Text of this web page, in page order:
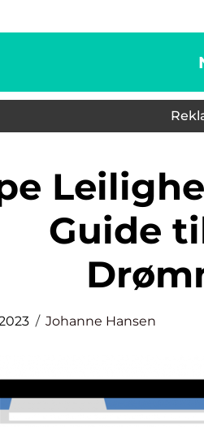
Guide
Johanne Hansen